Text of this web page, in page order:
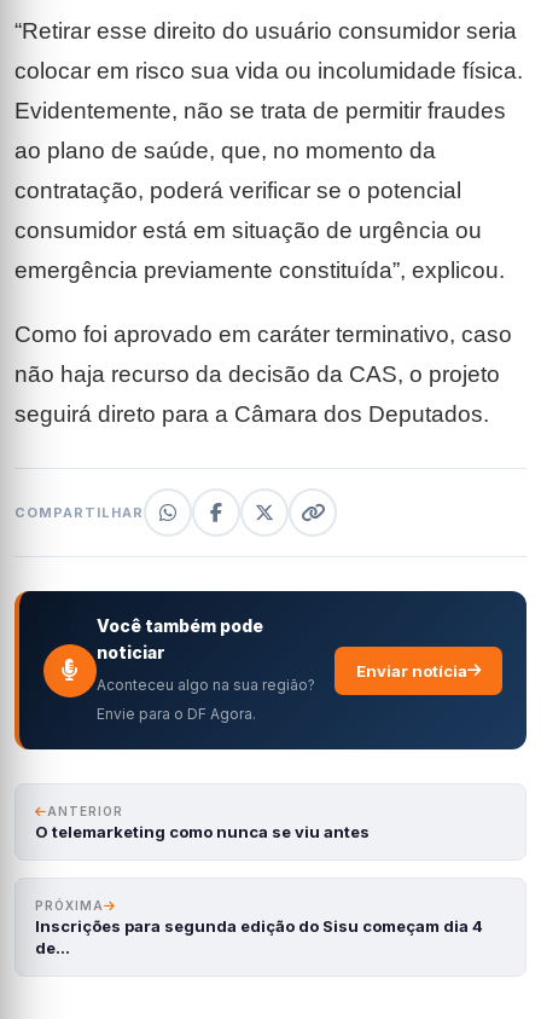
“Retirar esse direito do usuário consumidor seria
colocar em risco sua vida ou incolumidade física.
Evidentemente, não se trata de permitir fraudes
ao plano de saúde, que, no momento da
contratação, poderá verificar se o potencial
consumidor está em situação de urgência ou
emergência previamente constituída”, explicou.
Como foi aprovado em caráter terminativo, caso
não haja recurso da decisão da CAS, o projeto
seguirá direto para a Câmara dos Deputados.
COMPARTILHAR
Você também pode
noticiar
Aconteceu algo na sua região?
Envie para o DF Agora.
Enviar notícia
ANTERIOR
O telemarketing como nunca se viu antes
PRÓXIMA
Inscrições para segunda edição do Sisu começam dia 4
de…